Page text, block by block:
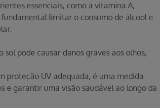
essenciais, como a vitamina A,
limitar o consumo de álcool e
pode causar danos graves aos olhos,
proteção UV adequada, é uma medida
e garantir uma visão saudável ao longo da